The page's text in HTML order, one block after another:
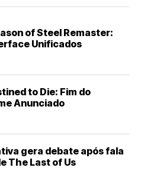
of Steel Remaster:
Unificados
to Die: Fim do
Anunciado
gera debate após fala
The Last of Us